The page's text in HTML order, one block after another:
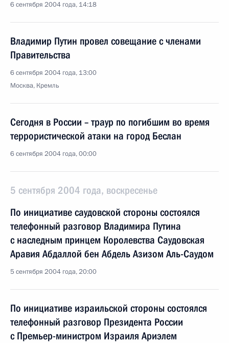
6 сентября 2004 года, 14:18
Владимир Путин провел совещание с членами
Правительства
6 сентября 2004 года, 13:00
Москва, Кремль
Сегодня в России – траур по погибшим во время
террористической атаки на город Беслан
6 сентября 2004 года, 00:00
5 сентября 2004 года, воскресенье
По инициативе саудовской стороны состоялся
телефонный разговор Владимира Путина
с наследным принцем Королевства Саудовская
Аравия Абдаллой бен Абдель Азизом Аль-Саудом
5 сентября 2004 года, 20:00
По инициативе израильской стороны состоялся
телефонный разговор Президента России
с Премьер-министром Израиля Ариэлем